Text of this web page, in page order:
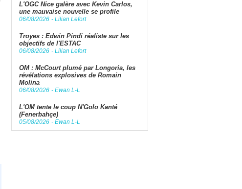
L'OGC Nice galère avec Kevin Carlos,
une mauvaise nouvelle se profile
06/08/2026 - Lilian Lefort
Troyes : Edwin Pindi réaliste sur les
objectifs de l'ESTAC
06/08/2026 - Lilian Lefort
OM : McCourt plumé par Longoria, les
révélations explosives de Romain
Molina
06/08/2026 - Ewan L-L
L'OM tente le coup N'Golo Kanté
(Fenerbahçe)
05/08/2026 - Ewan L-L